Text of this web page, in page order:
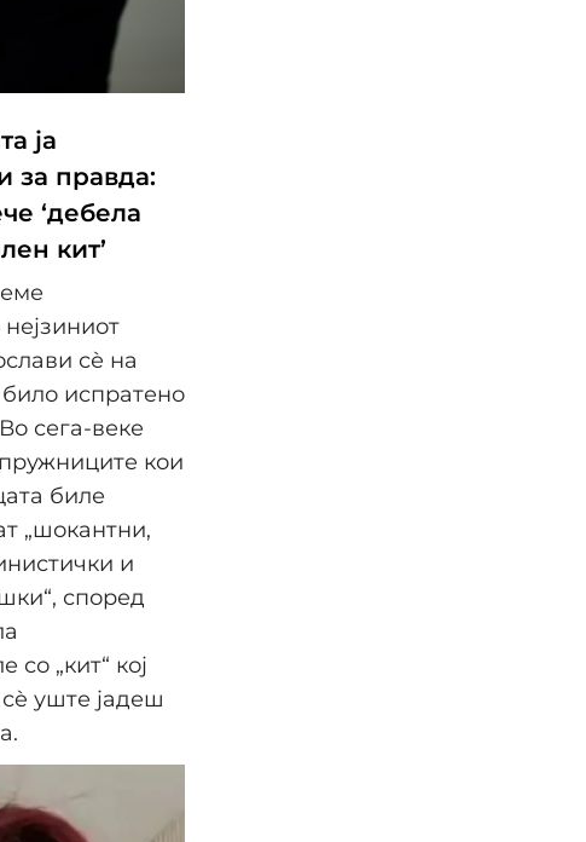
ја
за правда:
‘дебела
кит’
сѐ на
испратено
сега-веке
кои
биле
„шокантни,
и
според
„кит“ кој
уште јадеш